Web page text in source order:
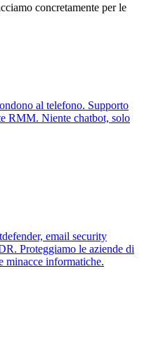
concretamente per le
al telefono. Supporto
RMM. Niente chatbot, solo
email security
Proteggiamo le aziende di
minacce informatiche.